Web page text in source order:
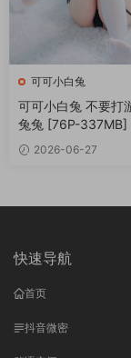
可可小白兔
可可小白兔 不要打
兔兔 [76P-337MB]
2026-06-27
快速导航
首页
抖音微密